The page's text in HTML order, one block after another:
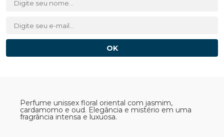
Perfume unissex floral oriental com jasmim,
cardamomo e oud. Elegância e mistério em uma
fragrância intensa e luxuosa.